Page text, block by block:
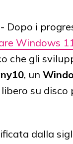
Dopo i
Windows
che gli
, un
libero su disco
dalla